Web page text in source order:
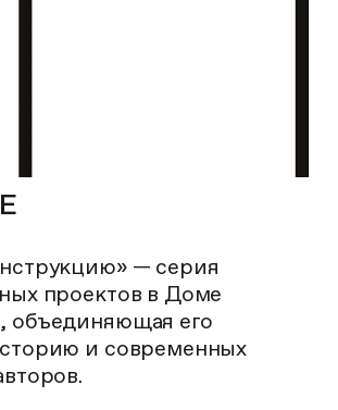
— серия
проектов в Доме
объединяющая его
и современных